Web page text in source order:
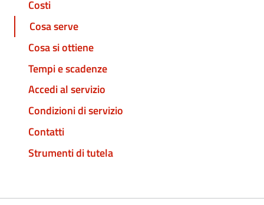
Costi
Cosa serve
Cosa si ottiene
Tempi e scadenze
Accedi al servizio
Condizioni di servizio
Contatti
Strumenti di tutela